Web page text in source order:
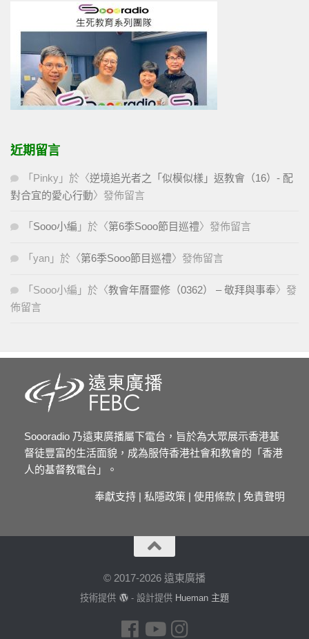
近期留言
「 Pinky 」於〈逆境追光者之「似模似樣」返教會（16）- 配
對合宜的愛心行動〉發佈留言
「 Sooo小編 」於〈第6季Sooo節目巡禮〉發佈留言
「 yan 」於〈第6季Sooo節目巡禮〉發佈留言
「 Sooo小編 」於〈教會年曆靈修（0362） – 敬拜與事奉〉發
佈留言
Soooradio 乃遠東廣播屬下電台，旨於為大眾展示香港基
督徒豐富的生活面貌，成為服侍香港社會和教會的「香港
人的基督教電台」。
奉獻支持 | 私隱政策 | 使用條款 | 免責聲明
© 2017-2026 遠東廣播
技術提供 - 設計提供 Hueman 主題